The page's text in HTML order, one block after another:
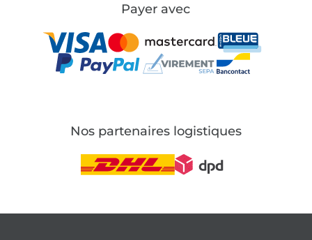
Payer avec
Nos partenaires logistiques